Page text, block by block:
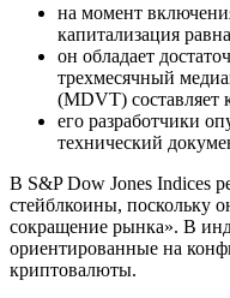
на момент
капитализация
он обладает
трехмесячный
(MDVT) составляет
его разработчики
технический
В S&P Dow Jones Indices
стейблкоины, поскольку
сокращение рынка». В
ориентированные на
криптовалюты.